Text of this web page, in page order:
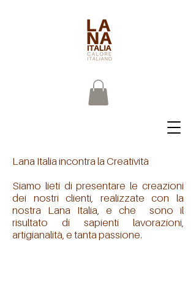
Lana Italia incontra la Creatività
Siamo lieti di presentare le creazioni
dei nostri clienti, realizzate con la
nostra Lana Italia, e che sono il
risultato di sapienti lavorazioni,
artigianalità, e tanta passione.